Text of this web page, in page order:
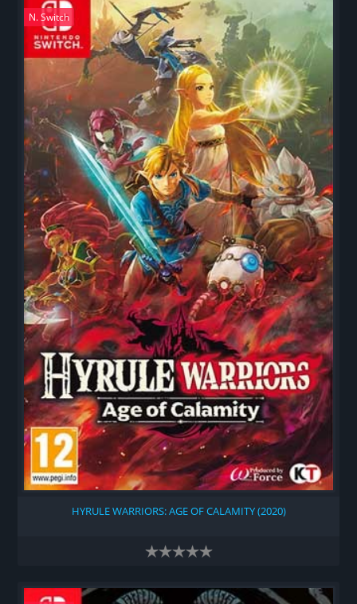
N. Switch
HYRULE WARRIORS: AGE OF CALAMITY (2020)